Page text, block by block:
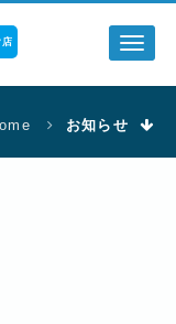
Toggle
店
お知らせ